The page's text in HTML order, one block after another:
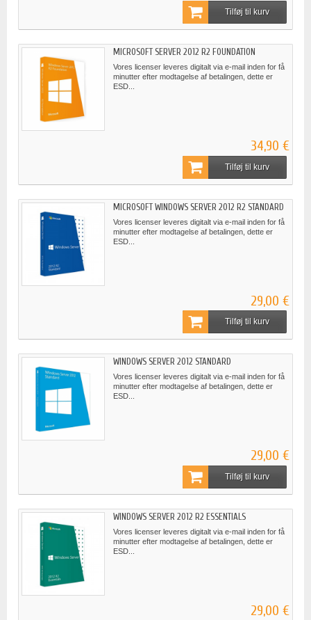
Tilføj til kurv
MICROSOFT SERVER 2012 R2 FOUNDATION
Vores licenser leveres digitalt via e-mail inden for få
minutter efter modtagelse af betalingen, dette er
ESD...
34,90 €
Tilføj til kurv
MICROSOFT WINDOWS SERVER 2012 R2 STANDARD
Vores licenser leveres digitalt via e-mail inden for få
minutter efter modtagelse af betalingen, dette er
ESD...
29,00 €
Tilføj til kurv
WINDOWS SERVER 2012 STANDARD
Vores licenser leveres digitalt via e-mail inden for få
minutter efter modtagelse af betalingen, dette er
ESD...
29,00 €
Tilføj til kurv
WINDOWS SERVER 2012 R2 ESSENTIALS
Vores licenser leveres digitalt via e-mail inden for få
minutter efter modtagelse af betalingen, dette er
ESD...
29,00 €